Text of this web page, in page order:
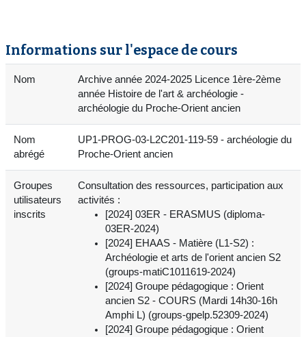
Informations sur l'espace de cours
Nom
Archive année 2024-2025 Licence 1ère-2ème
année Histoire de l'art & archéologie -
archéologie du Proche-Orient ancien
Nom
abrégé
UP1-PROG-03-L2C201-119-59 - archéologie du
Proche-Orient ancien
Groupes
utilisateurs
inscrits
Consultation des ressources, participation aux
activités :
[2024] 03ER - ERASMUS (diploma-
03ER-2024)
[2024] EHAAS - Matière (L1-S2) :
Archéologie et arts de l'orient ancien S2
(groups-matiC1011619-2024)
[2024] Groupe pédagogique : Orient
ancien S2 - COURS (Mardi 14h30-16h
Amphi L) (groups-gpelp.52309-2024)
[2024] Groupe pédagogique : Orient